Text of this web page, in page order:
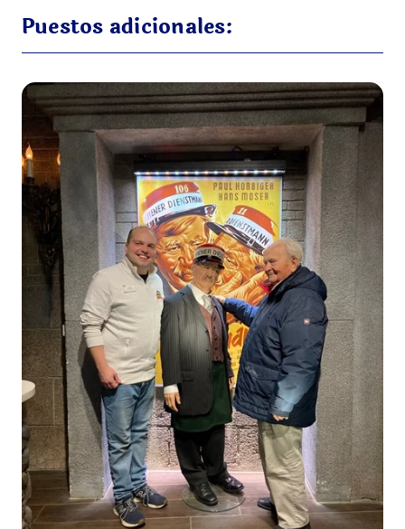
Puestos adicionales: